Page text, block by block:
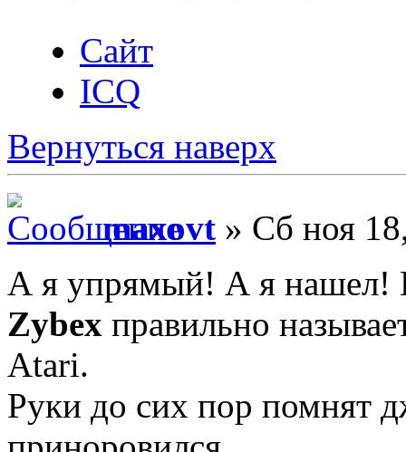
Сайт
ICQ
Вернуться наверх
maxovt » Сб ноя
А я упрямый! А я нашел!
Zybex правильно
Atari.
Руки до сих пор помнят